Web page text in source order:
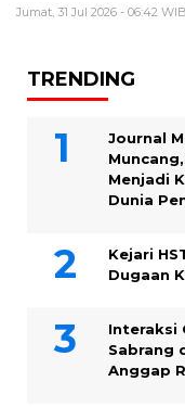
Jumat, 31 Jul 2026 - 06:42 WIB
TRENDING
Journal
Menjadi
Dunia
Kejari
Dugaan
Interaksi
Sabrang
Anggap